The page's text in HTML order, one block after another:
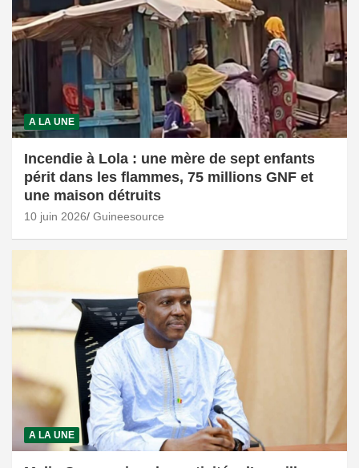
A LA UNE
Incendie à Lola : une mère de sept enfants
périt dans les flammes, 75 millions GNF et
une maison détruits
10 juin 2026 Guineesource
A LA UNE